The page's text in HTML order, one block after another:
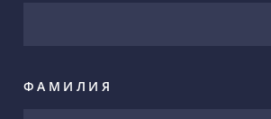
ФАМИЛИЯ